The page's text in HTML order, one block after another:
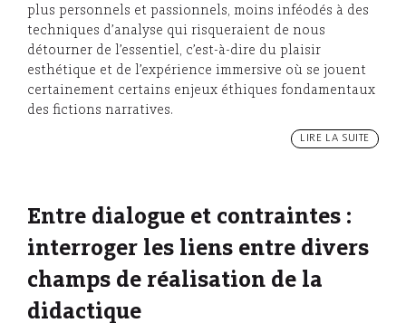
plus personnels et passionnels, moins inféodés à des
techniques d’analyse qui risqueraient de nous
détourner de l’essentiel, c’est-à-dire du plaisir
esthétique et de l’expérience immersive où se jouent
certainement certains enjeux éthiques fondamentaux
des fictions narratives.
LIRE LA SUITE
Entre dialogue et contraintes :
interroger les liens entre divers
champs de réalisation de la
didactique